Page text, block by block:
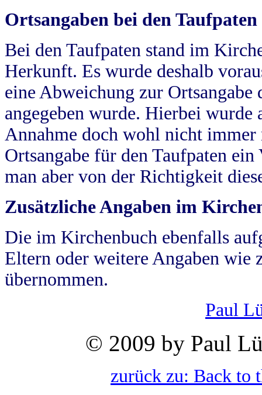
Ortsangaben bei den Taufpaten
Bei den Taufpaten stand im
Herkunft. Es wurde deshalb
eine Abweichung zur
angegeben wurde. Hierbei wurde
Annahme doch wohl nicht
Ortsangabe für den Taufpaten
man aber von der Richtigkeit
Zusätzliche Angaben im
Die im Kirchenbuch ebenfalls
Eltern oder weitere Angaben wie
übernommen.
Paul
© 2009 by Paul
zurück zu: Back to